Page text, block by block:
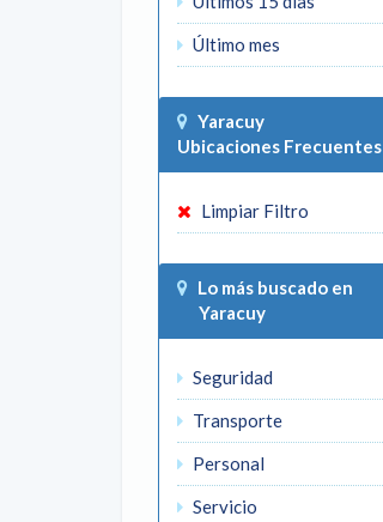
Último mes
Yaracuy
Ubicaciones Frecuentes
Limpiar Filtro
Lo más buscado en
Yaracuy
Seguridad
Transporte
Personal
Servicio